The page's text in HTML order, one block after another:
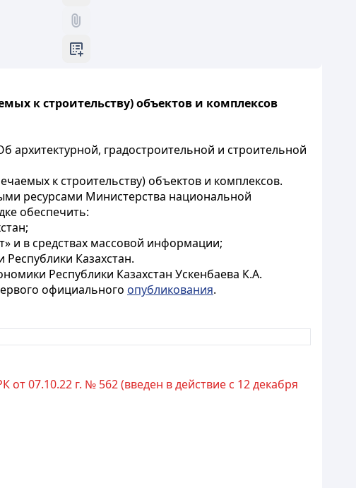
к строительству) объектов и комплексов
архитектурной, градостроительной и строительной
к строительству) объектов и комплексов.
ресурсами Министерства национальной
обеспечить:
и в средствах массовой информации;
Казахстан.
Республики Казахстан Ускенбаева К.А.
официального опубликования.
07.10.22 г. № 562 (введен в действие с 12 декабря